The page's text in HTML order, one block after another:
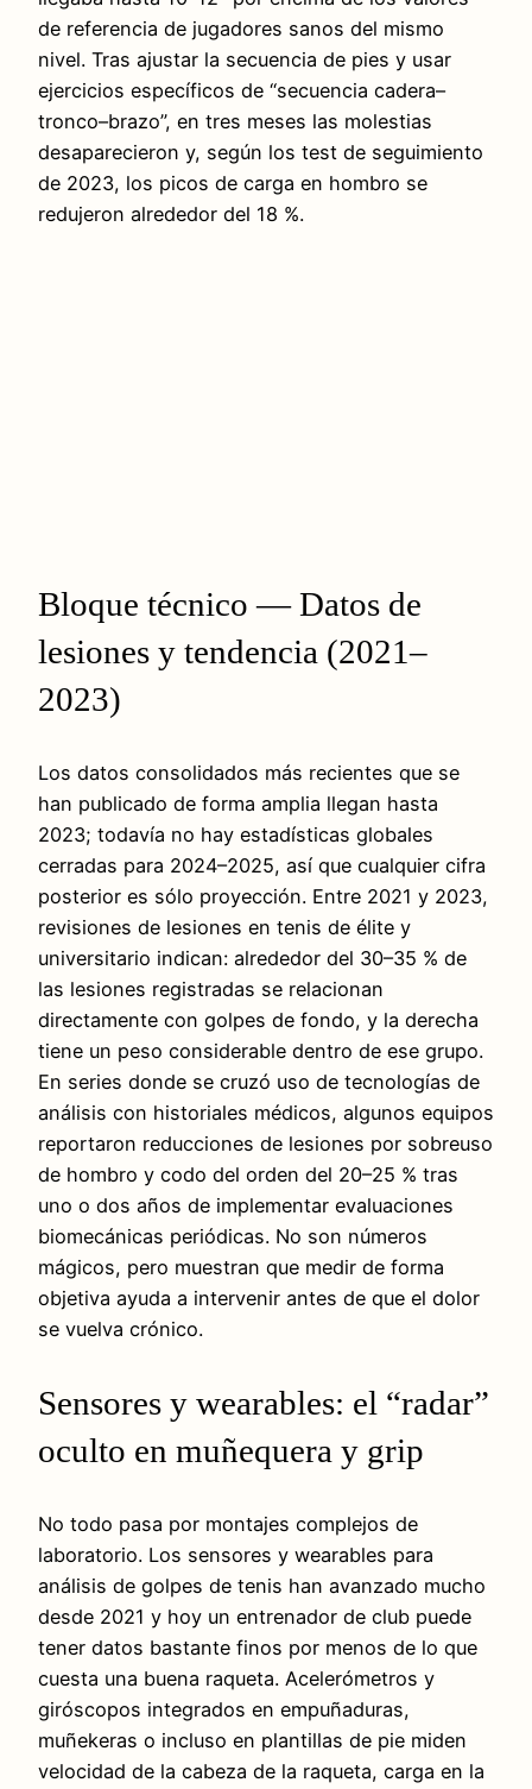
de referencia de jugadores sanos del mismo
nivel. Tras ajustar la secuencia de pies y usar
ejercicios específicos de “secuencia cadera–
tronco–brazo”, en tres meses las molestias
desaparecieron y, según los test de seguimiento
de 2023, los picos de carga en hombro se
redujeron alrededor del 18 %.
Bloque técnico — Datos de
lesiones y tendencia (2021–
2023)
Los datos consolidados más recientes que se
han publicado de forma amplia llegan hasta
2023; todavía no hay estadísticas globales
cerradas para 2024–2025, así que cualquier cifra
posterior es sólo proyección. Entre 2021 y 2023,
revisiones de lesiones en tenis de élite y
universitario indican: alrededor del 30–35 % de
las lesiones registradas se relacionan
directamente con golpes de fondo, y la derecha
tiene un peso considerable dentro de ese grupo.
En series donde se cruzó uso de tecnologías de
análisis con historiales médicos, algunos equipos
reportaron reducciones de lesiones por sobreuso
de hombro y codo del orden del 20–25 % tras
uno o dos años de implementar evaluaciones
biomecánicas periódicas. No son números
mágicos, pero muestran que medir de forma
objetiva ayuda a intervenir antes de que el dolor
se vuelva crónico.
Sensores y wearables: el “radar”
oculto en muñequera y grip
No todo pasa por montajes complejos de
laboratorio. Los sensores y wearables para
análisis de golpes de tenis han avanzado mucho
desde 2021 y hoy un entrenador de club puede
tener datos bastante finos por menos de lo que
cuesta una buena raqueta. Acelerómetros y
giróscopos integrados en empuñaduras,
muñekeras o incluso en plantillas de pie miden
velocidad de la cabeza de la raqueta, carga en la